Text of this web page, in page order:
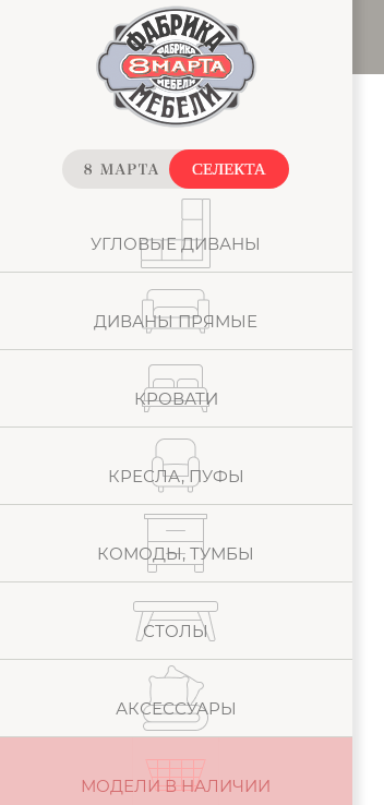
УГЛОВЫЕ ДИВАНЫ
ДИВАНЫ ПРЯМЫЕ
КРОВАТИ
КРЕСЛА, ПУФЫ
КОМОДЫ, ТУМБЫ
СТОЛЫ
АКСЕССУАРЫ
МОДЕЛИ В НАЛИЧИИ